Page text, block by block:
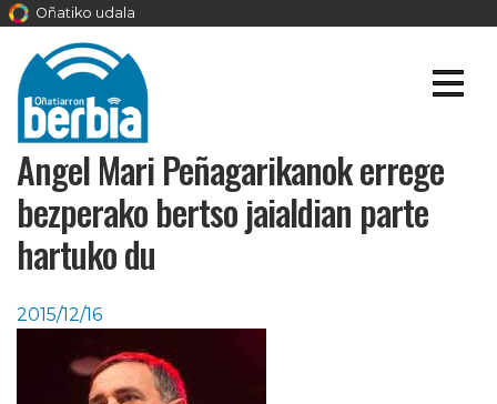
Oñatiko udala
Angel Mari Peñagarikanok errege
bezperako bertso jaialdian parte
hartuko du
2015/12/16